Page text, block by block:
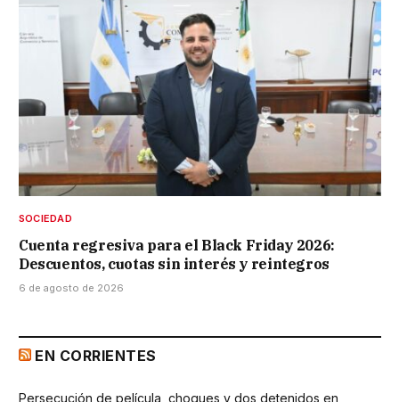
SOCIEDAD
Cuenta regresiva para el Black Friday 2026:
Descuentos, cuotas sin interés y reintegros
6 de agosto de 2026
EN CORRIENTES
Persecución de película, choques y dos detenidos en